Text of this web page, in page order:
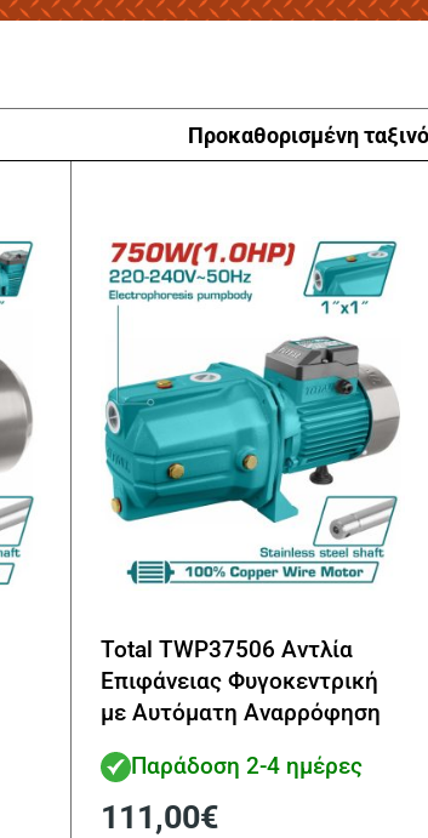
Total TWP37506 Αντλία
Επιφάνειας Φυγοκεντρική
με Αυτόματη Αναρρόφηση
Παράδοση 2-4 ημέρες
111,00€